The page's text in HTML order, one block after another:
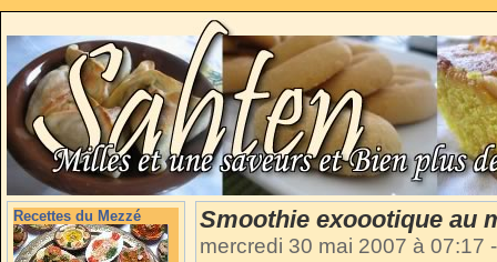
Recettes du Mezzé Smoothie exoootique au
mercredi 30 mai 2007 à 07:17 -